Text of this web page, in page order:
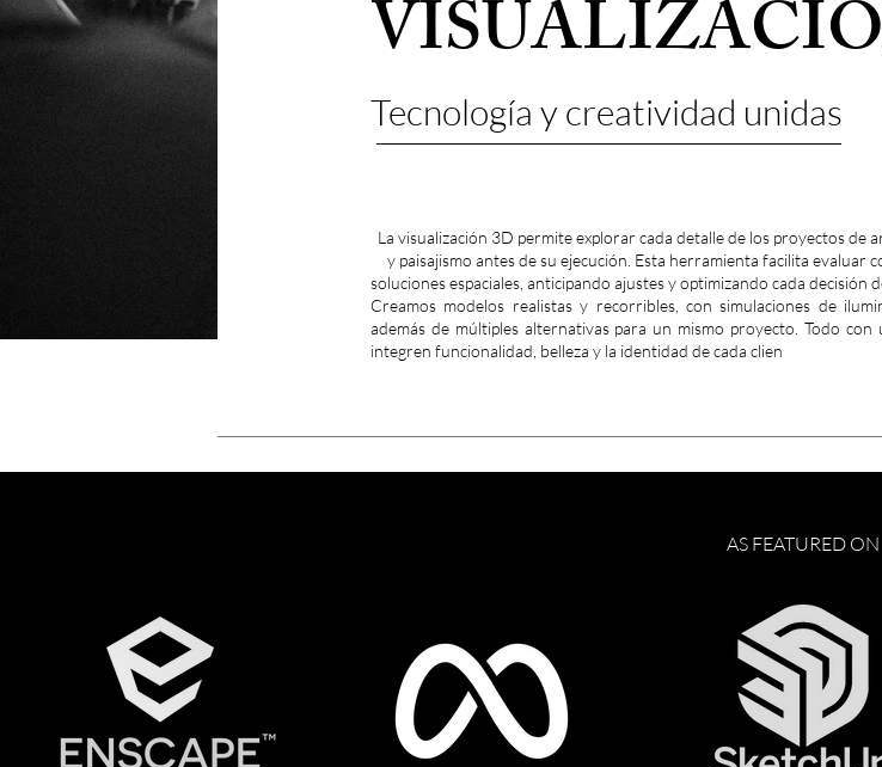
Tecnología y creatividad unidas
La visualización 3D permite explorar cada detalle de los proyectos
y paisajismo antes de su ejecución. Esta herramienta facilita evaluar
soluciones espaciales, anticipando ajustes y optimizando cada decisión
Creamos modelos realistas y recorribles, con simulaciones de
además de múltiples alternativas para un mismo proyecto. Todo
integren funcionalidad, belleza y la identidad de cada clien
AS FEATURED ON